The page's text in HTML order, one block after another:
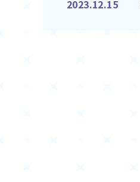
2023.12.15